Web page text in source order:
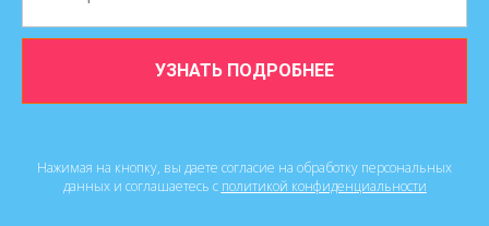
УЗНАТЬ ПОДРОБНЕЕ
Нажимая на кнопку, вы даете согласие на обработку персональных
данных и соглашаетесь c политикой конфиденциальности